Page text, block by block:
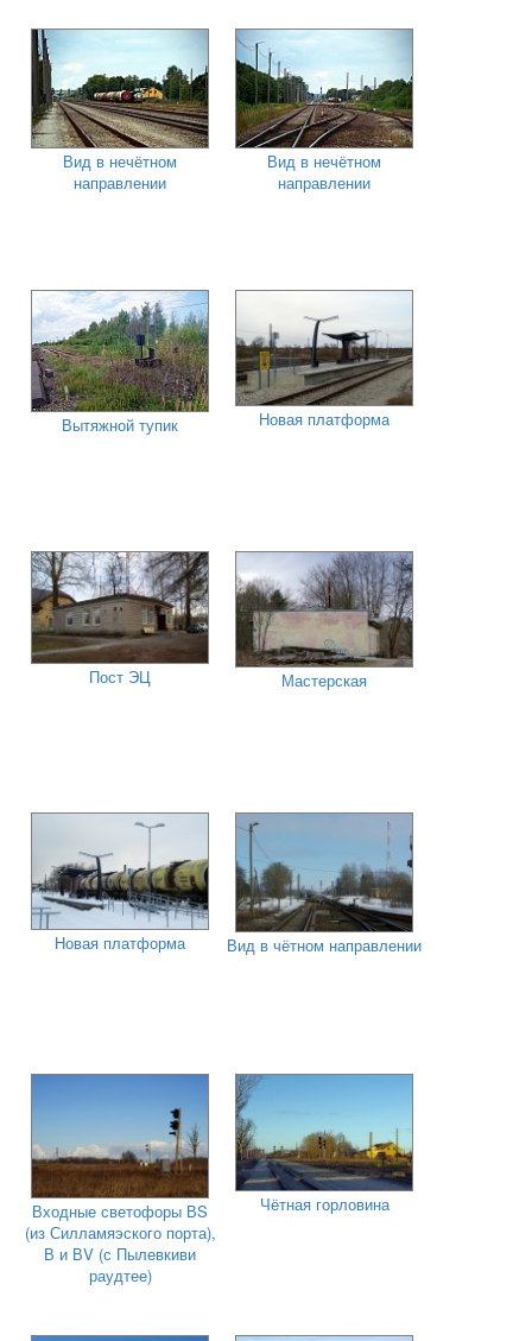
Вид в нечётном
направлении
Вид в нечётном
направлении
Вытяжной тупик Новая платформа
Пост ЭЦ Мастерская
Новая платформа Вид в чётном направлении
Входные светофоры ВS
(из Силламяэского порта),
В и ВV (с Пылевкиви
раудтее)
Чётная горловина